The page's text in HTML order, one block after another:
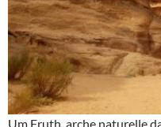
Um Fruth, arche naturelle